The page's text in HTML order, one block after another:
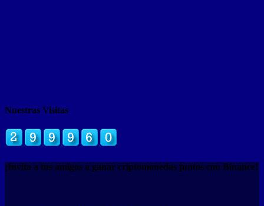
Nuestras Visitas
¡Invita a tus amigos a ganar criptomonedas juntos con Binance!